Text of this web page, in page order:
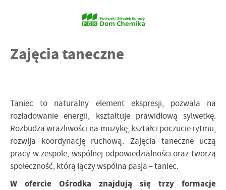
Zajęcia taneczne
Taniec to naturalny element ekspresji, pozwala na
rozładowanie energii, kształtuje prawidłową sylwetkę.
Rozbudza wrażliwości na muzykę, kształci poczucie rytmu,
rozwija koordynację ruchową. Zajęcia taneczne uczą
pracy w zespole, wspólnej odpowiedzialności oraz tworzą
społeczność, którą łączy wspólna pasja – taniec.
W ofercie Ośrodka znajdują się trzy formacje